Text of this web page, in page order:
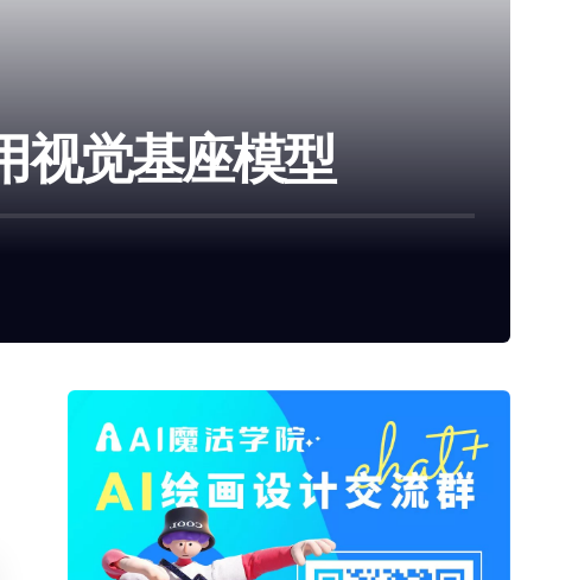
视觉基座模型